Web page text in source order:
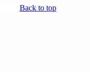
Back to top